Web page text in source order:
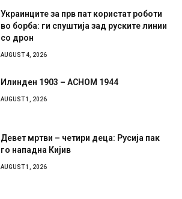
Украинците за прв пат користат роботи
во борба: ги спуштија зад руските линии
со дрон
AUGUST 4, 2026
Илинден 1903 – АСНОМ 1944
AUGUST 1, 2026
Девет мртви – четири деца: Русија пак
го нападна Кијив
AUGUST 1, 2026